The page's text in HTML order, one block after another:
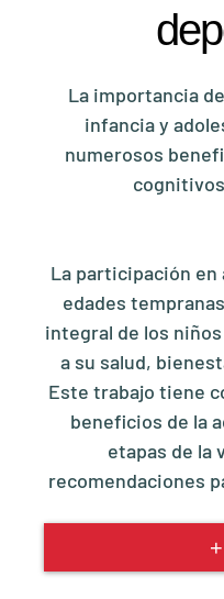
La importancia
infancia y
numerosos
La participación
edades
integral de los
a su salud,
Este trabajo tiene
beneficios de la
etapas de la
recomendaciones